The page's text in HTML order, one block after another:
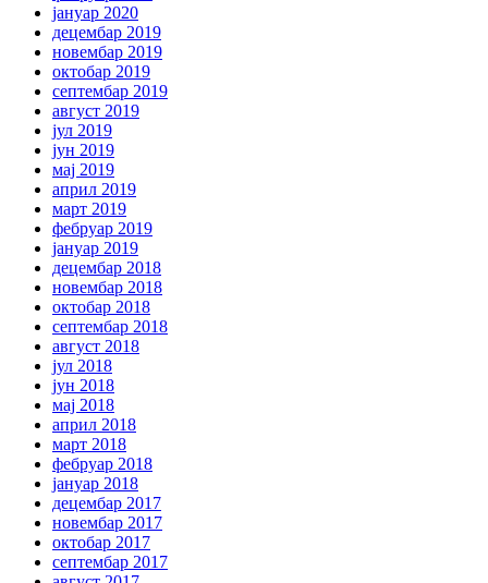
јануар 2020
децембар 2019
новембар 2019
октобар 2019
септембар 2019
август 2019
јул 2019
јун 2019
мај 2019
април 2019
март 2019
фебруар 2019
јануар 2019
децембар 2018
новембар 2018
октобар 2018
септембар 2018
август 2018
јул 2018
јун 2018
мај 2018
април 2018
март 2018
фебруар 2018
јануар 2018
децембар 2017
новембар 2017
октобар 2017
септембар 2017